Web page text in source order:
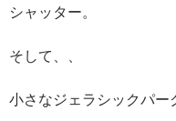
シャッター。
そして、、
小さなジェラシックパー